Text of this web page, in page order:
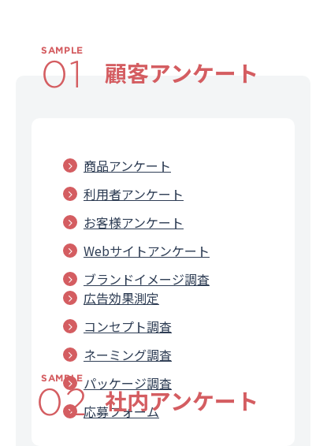
SAMPLE
01 顧客アンケート
商品アンケート
利用者アンケート
お客様アンケート
Webサイトアンケート
ブランドイメージ調査
広告効果測定
コンセプト調査
ネーミング調査
パッケージ調査
応募フォーム
SAMPLE
02 社内アンケート